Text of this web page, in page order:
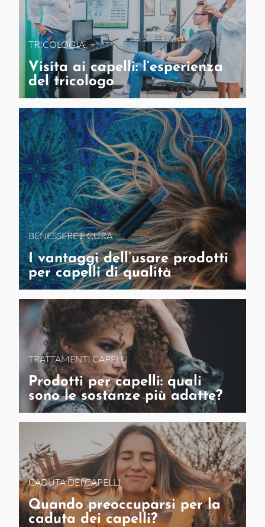
TRICOLOGIA
Visita ai capelli: l’esperienza
del tricologo
BENESSERE E CURA
I vantaggi dell’usare prodotti
per capelli di qualità
TRATTAMENTI CAPELLI
Prodotti per capelli: quali
sono le sostanze più adatte?
CADUTA DEI CAPELLI
Quando preoccuparsi per la
caduta dei capelli?